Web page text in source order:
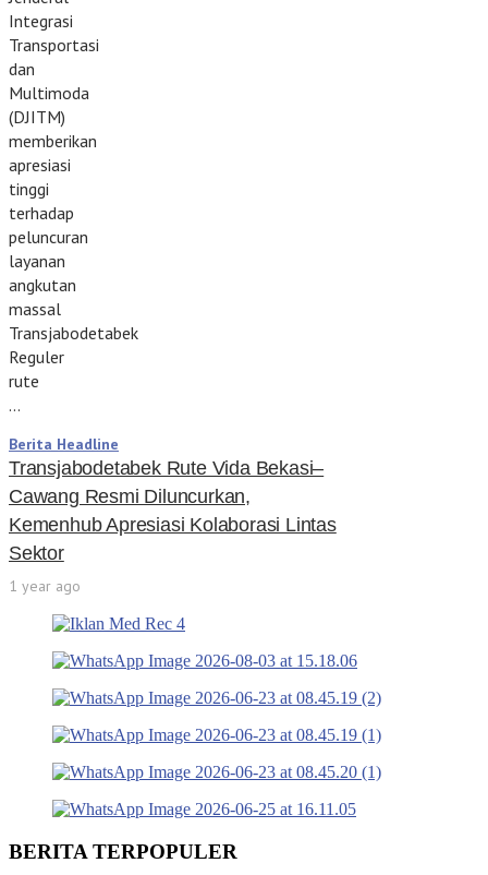
Integrasi
Transportasi
dan
Multimoda
(DJITM)
memberikan
apresiasi
tinggi
terhadap
peluncuran
layanan
angkutan
massal
Transjabodetabek
Reguler
rute
…
Berita Headline
Transjabodetabek Rute Vida Bekasi–
Cawang Resmi Diluncurkan,
Kemenhub Apresiasi Kolaborasi Lintas
Sektor
1 year ago
BERITA TERPOPULER